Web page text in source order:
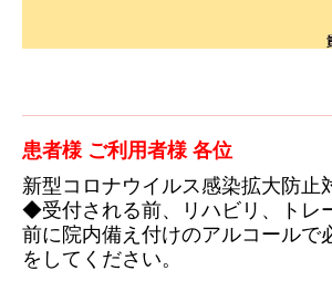
患者様 ご利用者様 各位
新型コロナウイルス感染拡大防止
◆受付される前、リハビリ、トレ
前に院内備え付けのアルコールで
をしてください。